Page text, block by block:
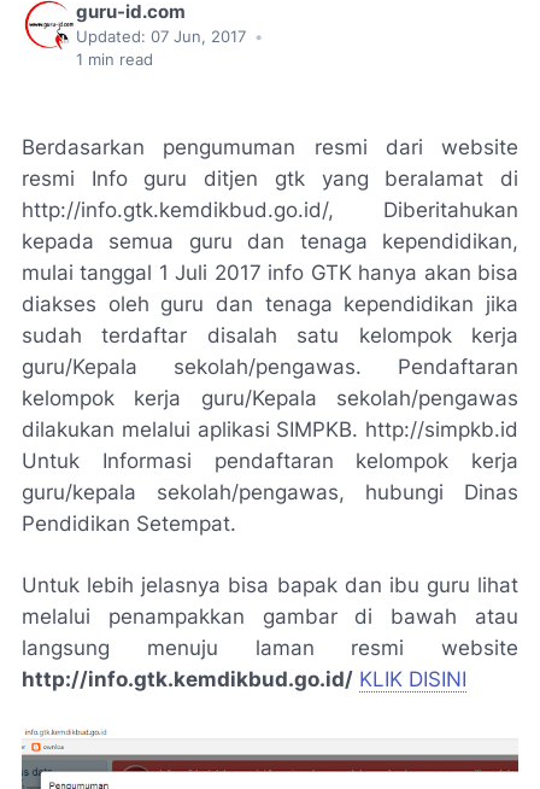
guru-id.com
Updated: 07 Jun, 2017 •
1 min read
Berdasarkan pengumuman resmi dari website
resmi Info guru ditjen gtk yang beralamat di
http://info.gtk.kemdikbud.go.id/, Diberitahukan
kepada semua guru dan tenaga kependidikan,
mulai tanggal 1 Juli 2017 info GTK hanya akan bisa
diakses oleh guru dan tenaga kependidikan jika
sudah terdaftar disalah satu kelompok kerja
guru/Kepala sekolah/pengawas. Pendaftaran
kelompok kerja guru/Kepala sekolah/pengawas
dilakukan melalui aplikasi SIMPKB. http://simpkb.id
Untuk Informasi pendaftaran kelompok kerja
guru/kepala sekolah/pengawas, hubungi Dinas
Pendidikan Setempat.
Untuk lebih jelasnya bisa bapak dan ibu guru lihat
melalui penampakkan gambar di bawah atau
langsung menuju laman resmi website
http://info.gtk.kemdikbud.go.id/ KLIK DISINI